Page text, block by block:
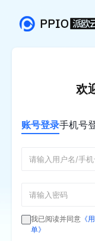
欢
账号登录手机号
我已阅读并同意 《
单》